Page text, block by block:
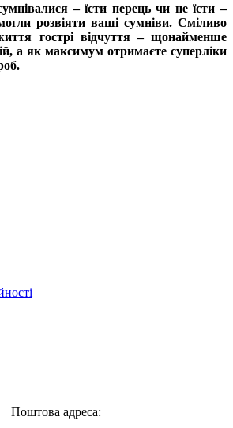
– їсти перець чи не їсти –
розвіяти ваші сумніви. Сміливо
гострі відчуття – щонайменше
а як максимум отримаєте суперліки
Поштова адреса: